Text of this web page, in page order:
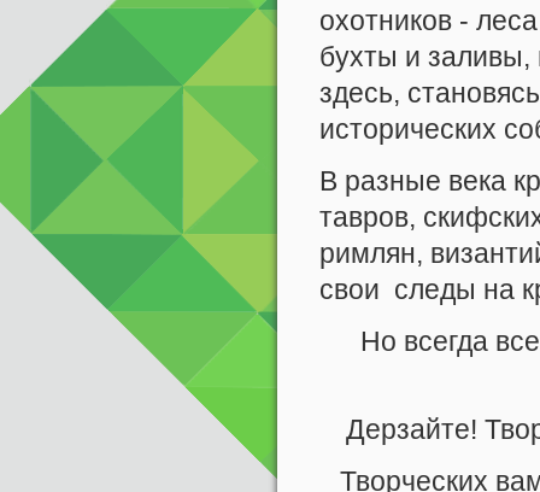
охотников -
бухты и
здесь,
исторических
В разные века
тавров,
римлян,
свои следы на
Но всегда
Дерзайте!
Творческих